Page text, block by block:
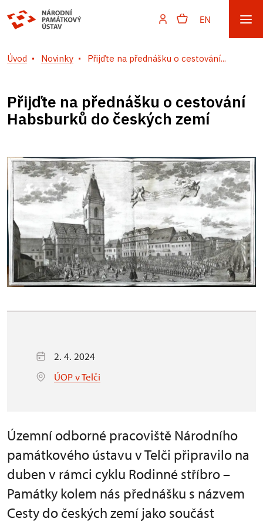
EN
Úvod Novinky Přijďte na přednášku o cestování...
Přijďte na přednášku o cestování
Habsburků do českých zemí
2. 4. 2024
ÚOP v Telči
Územní odborné pracoviště Národního
památkového ústavu v Telči připravilo na
duben v rámci cyklu Rodinné stříbro –
Památky kolem nás přednášku s názvem
Cesty do českých zemí jako součást